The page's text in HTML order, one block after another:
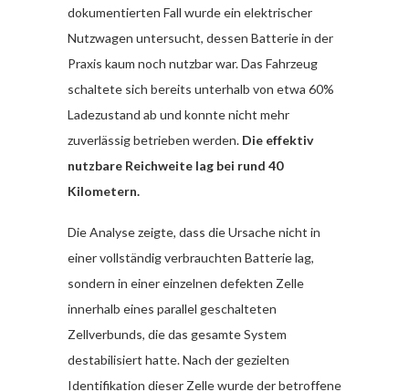
dokumentierten Fall wurde ein elektrischer
Nutzwagen untersucht, dessen Batterie in der
Praxis kaum noch nutzbar war. Das Fahrzeug
schaltete sich bereits unterhalb von etwa 60%
Ladezustand ab und konnte nicht mehr
zuverlässig betrieben werden. Die effektiv
nutzbare Reichweite lag bei rund 40
Kilometern.
Die Analyse zeigte, dass die Ursache nicht in
einer vollständig verbrauchten Batterie lag,
sondern in einer einzelnen defekten Zelle
innerhalb eines parallel geschalteten
Zellverbunds, die das gesamte System
destabilisiert hatte. Nach der gezielten
Identifikation dieser Zelle wurde der betroffene